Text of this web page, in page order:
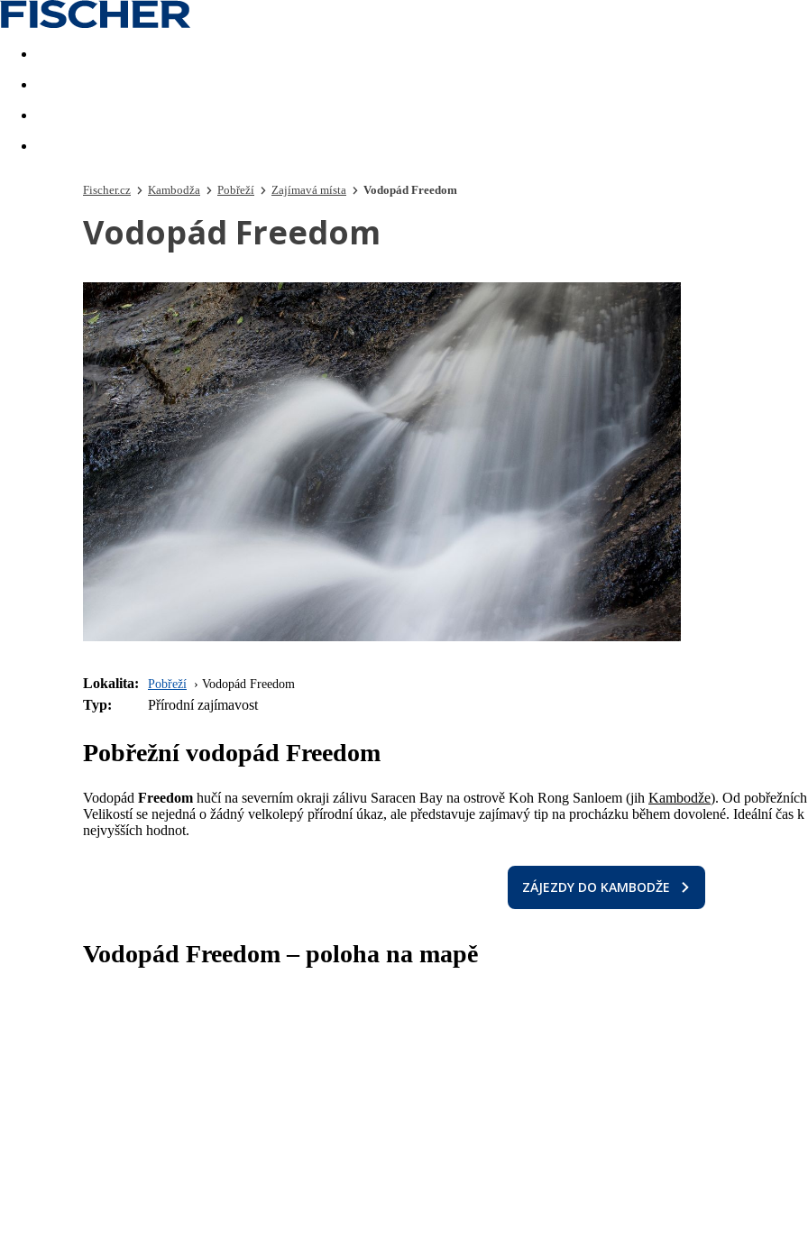
Akční nabídky Last minute
Fischer.cz Kambodža Pobřeží Zajímavá místa Vodopád Freedom
Vodopád Freedom
Lokalita: Pobřeží Vodopád Freedom
Typ: Přírodní zajímavost
Pobřežní vodopád Freedom
Vodopád Freedom hučí na severním okraji zálivu Saracen Bay na ostrově Koh Rong Sanloem (jih Kambodže). Od
Velikostí se nejedná o žádný velkolepý přírodní úkaz, ale představuje zajímavý tip na procházku během dovolené. Ideální čas
nejvyšších hodnot.
ZÁJEZDY DO KAMBODŽE
Vodopád Freedom – poloha na mapě